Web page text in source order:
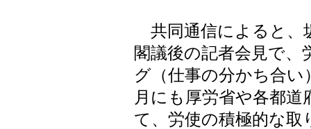
共同通信によると、
閣議後の記者会見で
グ（仕事の分かち合
月にも厚労省や各都
て、労使の積極的な